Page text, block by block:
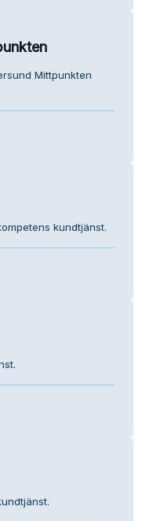
Mittpunkten
kundtjänst.